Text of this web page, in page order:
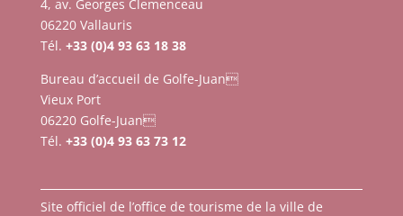
4, av. Georges Clemenceau
06220 Vallauris
Tél. +33 (0)4 93 63 18 38
Bureau d’accueil de Golfe-Juan
Vieux Port
06220 Golfe-Juan
Tél. +33 (0)4 93 63 73 12
Site officiel de l’office de tourisme de la ville de